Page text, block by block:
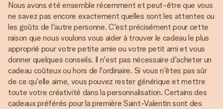
Nous avons été ensemble récemment et peut-être que vous
ne savez pas encore exactement quelles sont les attentes ou
les goûts de l'autre personne. C'est précisément pour cette
raison que nous voulons vous aider à trouver le cadeau le plus
approprié pour votre petite amie ou votre petit ami et vous
donner quelques conseils. Il n'est pas nécessaire d'acheter un
cadeau coûteux ou hors de l'ordinaire. Si vous n'êtes pas sûr
de ce qu'elle aime, vous pouvez rester générique et mettre
toute votre créativité dans la personnalisation. Certains des
cadeaux préférés pour la première Saint-Valentin sont des